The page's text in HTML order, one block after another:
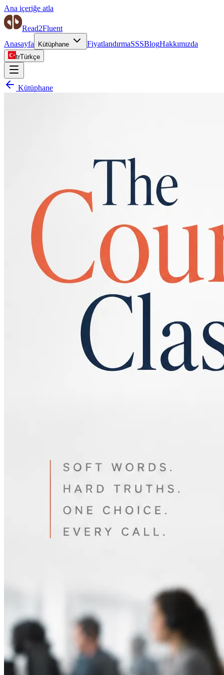
Ana içeriğe atla
Read2Fluent
Anasayfa
Kütüphane FiyatlandırmaSSSBlogHakkımızda
trTürkçe
Kütüphane